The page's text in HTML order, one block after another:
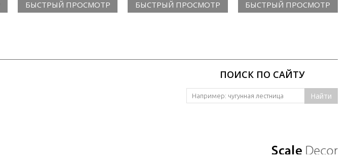
БЫСТРЫЙ ПРОСМОТР БЫСТРЫЙ ПРОСМОТР БЫСТРЫЙ ПРОСМОТР
ПОИСК ПО САЙТУ
Найти